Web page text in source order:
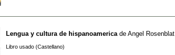
Lengua y cultura de hispanoamerica de Angel Rosenblat
Libro usado (Castellano)